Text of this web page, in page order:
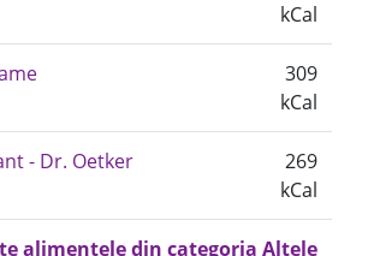
kCal
309
kCal
- Dr. Oetker
269
kCal
alimentele din categoria Altele